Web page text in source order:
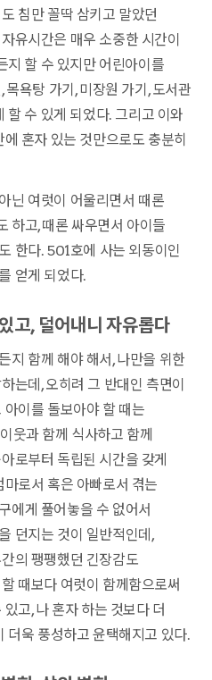
침만 꼴딱 삼키고 말았던
유시간은 매우 소중한 시간이
지 할 수 있지만 어린아이를
욕탕 가기, 미장원 가기, 도서관
할 수 있게 되었다. 그리고 이와
혼자 있는 것만으로도 충분히
닌 여럿이 어울리면서 때론
하고, 때론 싸우면서 아이들
한다. 501호에 사는 외동이인
얻게 되었다.
고, 덜어내니 자유롭다
지 함께 해야 해서, 나만을 위한
는데, 오히려 그 반대인 측면이
이를 돌보아야 할 때는
웃과 함께 식사하고 함께
로부터 독립된 시간을 갖게
로서 혹은 아빠로서 겪는
에게 풀어놓을 수 없어서
던지는 것이 일반적인데,
의 팽팽했던 긴장감도
때보다 여럿이 함께함으로써
고, 나 혼자 하는 것보다 더
더욱 풍성하고 윤택해지고 있다.